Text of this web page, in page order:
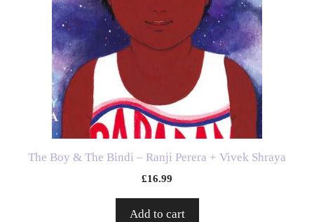
The Boy & The Bindi – Ranji Perera + Vivek Shraya
£16.99
Add to cart